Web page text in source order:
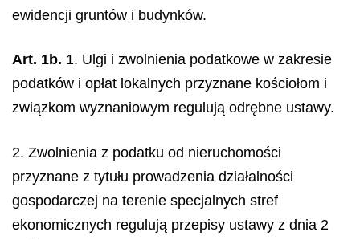
ewidencji gruntów i budynków.
Art. 1b. 1. Ulgi i zwolnienia podatkowe w zakresie
podatków i opłat lokalnych przyznane kościołom i
związkom wyznaniowym regulują odrębne ustawy.
2. Zwolnienia z podatku od nieruchomości
przyznane z tytułu prowadzenia działalności
gospodarczej na terenie specjalnych stref
ekonomicznych regulują przepisy ustawy z dnia 2